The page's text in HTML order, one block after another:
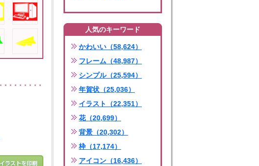
人気のキーワード
かわいい（58,624）
フレーム（48,987）
シンプル（25,594）
年賀状（25,036）
イラスト（22,351）
花（20,699）
背景（20,302）
枠（17,174）
アイコン（16,436）